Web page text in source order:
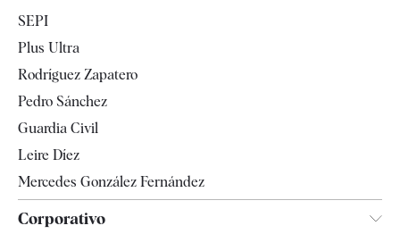
Televisión
SEPI
Plus Ultra
Rodríguez Zapatero
Pedro Sánchez
Guardia Civil
Leire Díez
Mercedes González Fernández
Corporativo